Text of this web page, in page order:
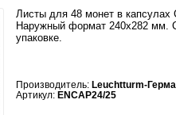
Листы для 48 монет в капсулах
Наружный формат 240x282 мм.
упаковке.
Производитель: Leuchtturm-
Артикул: ENCAP24/25